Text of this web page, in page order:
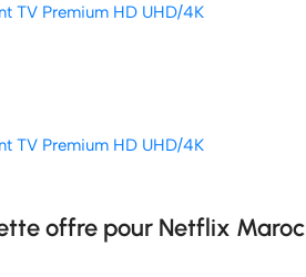
TV Premium HD UHD/4K
TV Premium HD UHD/4K
offre pour Netflix Maroc